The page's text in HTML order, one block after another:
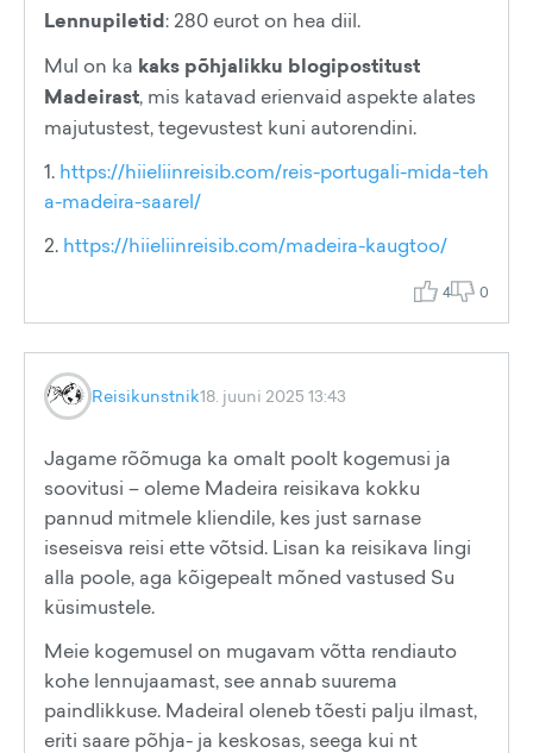
Lennupiletid: 280 eurot on hea diil.
Mul on ka kaks põhjalikku blogipostitust
Madeirast, mis katavad erienvaid aspekte alates
majutustest, tegevustest kuni autorendini.
1. https://hiieliinreisib.com/reis-portugali-mida-teh
a-madeira-saarel/
2. https://hiieliinreisib.com/madeira-kaugtoo/
4 0
Reisikunstnik18. juuni 2025 13:43
Jagame rõõmuga ka omalt poolt kogemusi ja
soovitusi – oleme Madeira reisikava kokku
pannud mitmele kliendile, kes just sarnase
iseseisva reisi ette võtsid. Lisan ka reisikava lingi
alla poole, aga kõigepealt mõned vastused Su
küsimustele.
Meie kogemusel on mugavam võtta rendiauto
kohe lennujaamast, see annab suurema
paindlikkuse. Madeiral oleneb tõesti palju ilmast,
eriti saare põhja- ja keskosas, seega kui nt